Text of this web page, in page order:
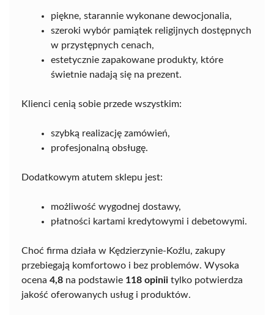
piękne, starannie wykonane dewocjonalia,
szeroki wybór pamiątek religijnych dostępnych
w przystępnych cenach,
estetycznie zapakowane produkty, które
świetnie nadają się na prezent.
Klienci cenią sobie przede wszystkim:
szybką realizację zamówień,
profesjonalną obsługę.
Dodatkowym atutem sklepu jest:
możliwość wygodnej dostawy,
płatności kartami kredytowymi i debetowymi.
Choć firma działa w Kędzierzynie-Koźlu, zakupy
przebiegają komfortowo i bez problemów. Wysoka
ocena 4,8 na podstawie 118 opinii tylko potwierdza
jakość oferowanych usług i produktów.